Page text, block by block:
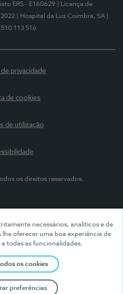
necessários, analíticos e de
oferecer uma boa experiência de
a todas as funcionalidades.
os cookies
preferências
ERS - E160629
| Licença de
| Hospital da Luz Coimbra, SA
113 516
privacidade
de cookies
de utilização
os direitos reservados.